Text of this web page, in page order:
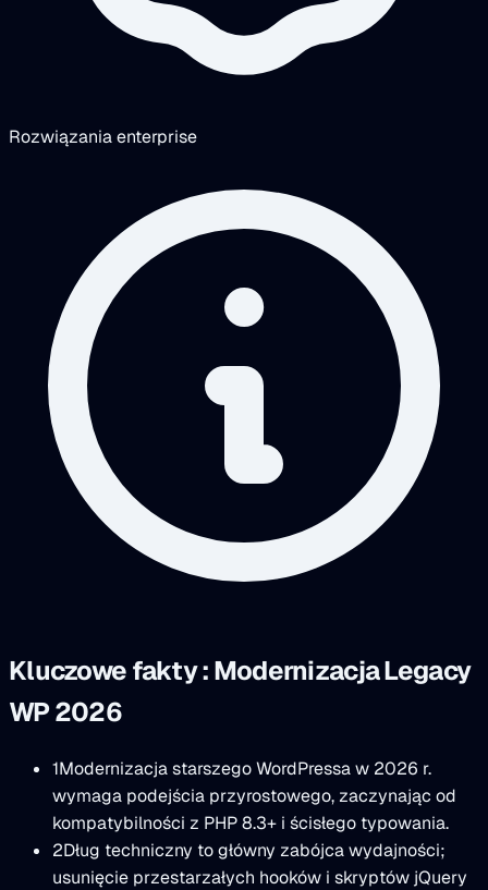
Rozwiązania enterprise
Kluczowe fakty : Modernizacja Legacy
WP 2026
1Modernizacja starszego WordPressa w 2026 r.
wymaga podejścia przyrostowego, zaczynając od
kompatybilności z PHP 8.3+ i ścisłego typowania.
2Dług techniczny to główny zabójca wydajności;
usunięcie przestarzałych hooków i skryptów jQuery